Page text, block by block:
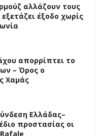
αλλάζουν τους
έξοδο χωρίς
απορρίπτει το
– Όρος ο
Χαμάς
Ελλάδας–
προστασίας οι